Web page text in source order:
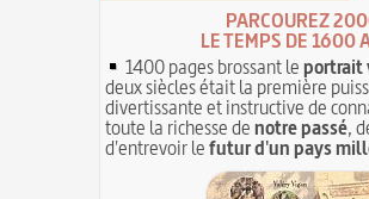
PARCOUREZ
LE TEMPS DE 1600
1400 pages brossant leportrait
deux siècles était la première
divertissante et instructive de
toute la richesse denotre passé,
d'entrevoir lefutur d'un pays